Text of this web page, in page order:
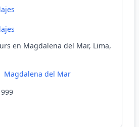
en Magdalena del Mar, Lima,
Magdalena del Mar